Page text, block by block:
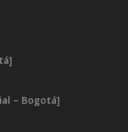
– Bogotá]